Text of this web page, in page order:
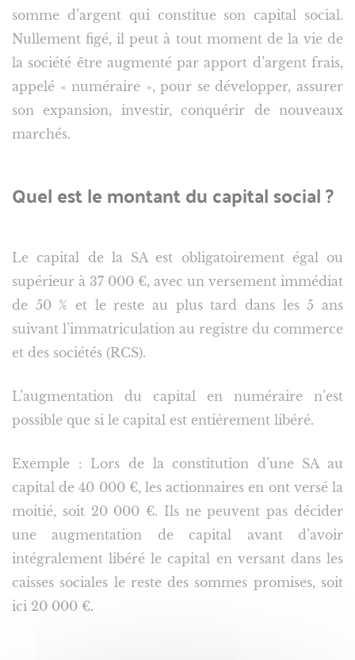
somme d’argent qui constitue son capital social.
Nullement figé, il peut à tout moment de la vie de
la société être augmenté par apport d’argent frais,
appelé « numéraire », pour se développer, assurer
son expansion, investir, conquérir de nouveaux
marchés.
Quel est le montant du capital social ?
Le capital de la SA est obligatoirement égal ou
supérieur à 37 000 €, avec un versement immédiat
de 50 % et le reste au plus tard dans les 5 ans
suivant l’immatriculation au registre du commerce
et des sociétés (RCS).
L’augmentation du capital en numéraire n’est
possible que si le capital est entièrement libéré.
Exemple : Lors de la constitution d’une SA au
capital de 40 000 €, les actionnaires en ont versé la
moitié, soit 20 000 €. Ils ne peuvent pas décider
une augmentation de capital avant d’avoir
intégralement libéré le capital en versant dans les
caisses sociales le reste des sommes promises, soit
ici 20 000 €.